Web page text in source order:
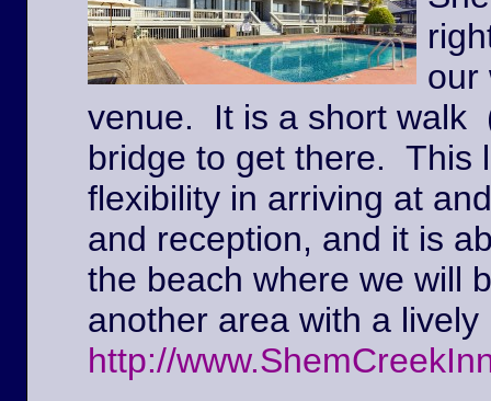
our
venue. It is a short walk
bridge to get there. This
flexibility in arriving at
and reception, and it is
the beach where we will
another area with a
http://